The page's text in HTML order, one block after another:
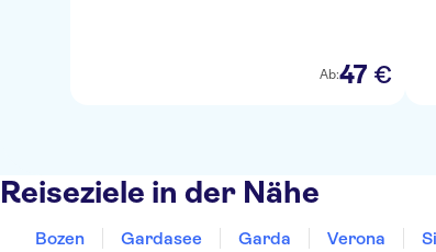
Ab:47 €
Reiseziele in der Nähe
Bozen Gardasee Garda Verona